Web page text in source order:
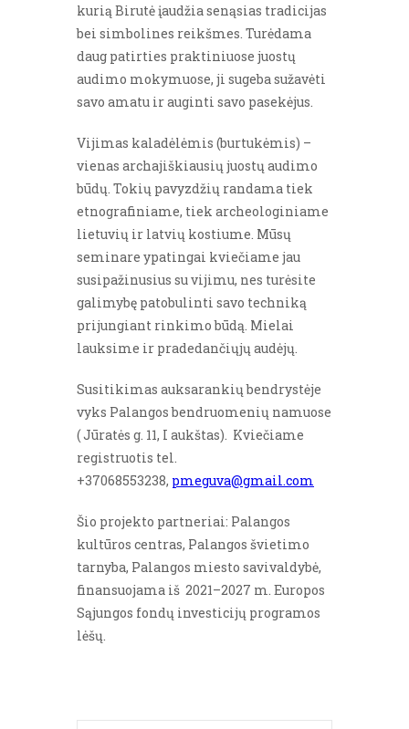
kurią Birutė įaudžia senąsias tradicijas
bei simbolines reikšmes. Turėdama
daug patirties praktiniuose juostų
audimo mokymuose, ji sugeba sužavėti
savo amatu ir auginti savo pasekėjus.
Vijimas kaladėlėmis (burtukėmis) –
vienas archajiškiausių juostų audimo
būdų. Tokių pavyzdžių randama tiek
etnografiniame, tiek archeologiniame
lietuvių ir latvių kostiume. Mūsų
seminare ypatingai kviečiame jau
susipažinusius su vijimu, nes turėsite
galimybę patobulinti savo techniką
prijungiant rinkimo būdą. Mielai
lauksime ir pradedančiųjų audėjų.
Susitikimas auksarankių bendrystėje
vyks Palangos bendruomenių namuose
( Jūratės g. 11, I aukštas). Kviečiame
registruotis tel.
+37068553238, pmeguva@gmail.com
Šio projekto partneriai: Palangos
kultūros centras, Palangos švietimo
tarnyba, Palangos miesto savivaldybė,
finansuojama iš 2021–2027 m. Europos
Sąjungos fondų investicijų programos
lėšų.